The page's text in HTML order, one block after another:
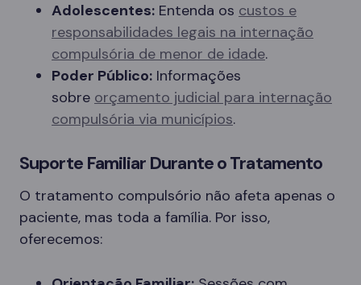
Adolescentes: Entenda os custos e
responsabilidades legais na internação
compulsória de menor de idade.
Poder Público: Informações
sobre orçamento judicial para internação
compulsória via municípios.
Suporte Familiar Durante o Tratamento
O tratamento compulsório não afeta apenas o
paciente, mas toda a família. Por isso,
oferecemos: